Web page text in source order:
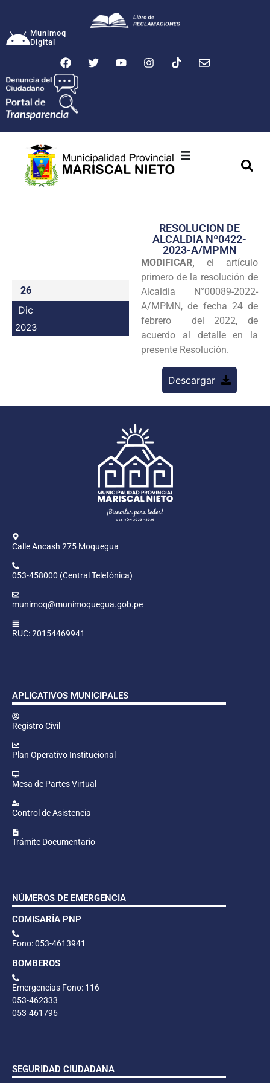
Munimoq
Digital
Transparencia
Seguridad
Programas
Intranet
26
Dic
2023
RESOLUCION DE
ALCALDIA Nº0422-
2023-A/MPMN
MODIFICAR, el artículo
primero de la resolución de
Alcaldia N°00089-2022-
A/MPMN, de fecha 24 de
febrero del 2022, de
acuerdo al detalle en la
presente Resolución.
Descargar
Calle Ancash 275 Moquegua
053-458000 (Central Telefónica)
munimoq@munimoquegua.gob.pe
RUC: 20154469941
APLICATIVOS MUNICIPALES
Registro Civil
Plan Operativo Institucional
Mesa de Partes Virtual
Control de Asistencia
Trámite Documentario
NÚMEROS DE EMERGENCIA
COMISARÍA PNP
Fono: 053-4613941
BOMBEROS
Emergencias Fono: 116
053-462333
053-461796
SEGURIDAD CIUDADANA